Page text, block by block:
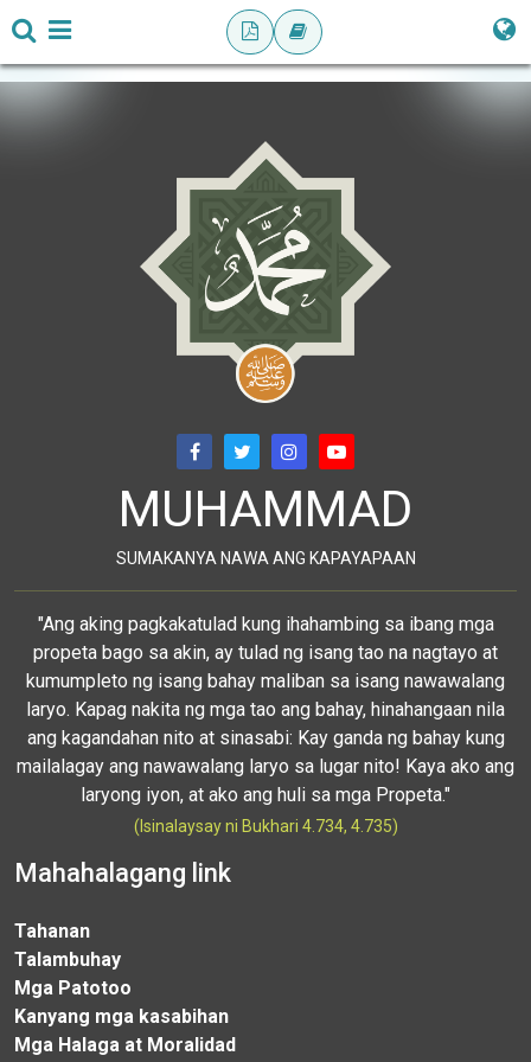
MUHAMMAD
SUMAKANYA NAWA ANG KAPAYAPAAN
"Ang aking pagkakatulad kung ihahambing sa ibang mga
propeta bago sa akin, ay tulad ng isang tao na nagtayo at
kumumpleto ng isang bahay maliban sa isang nawawalang
laryo. Kapag nakita ng mga tao ang bahay, hinahangaan nila
ang kagandahan nito at sinasabi: Kay ganda ng bahay kung
mailalagay ang nawawalang laryo sa lugar nito! Kaya ako ang
laryong iyon, at ako ang huli sa mga Propeta."
(Isinalaysay ni Bukhari 4.734, 4.735)
Mahahalagang link
Tahanan
Talambuhay
Mga Patotoo
Kanyang mga kasabihan
Mga Halaga at Moralidad